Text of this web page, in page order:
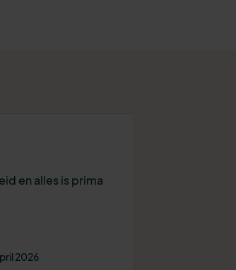
en alles is prima
2026